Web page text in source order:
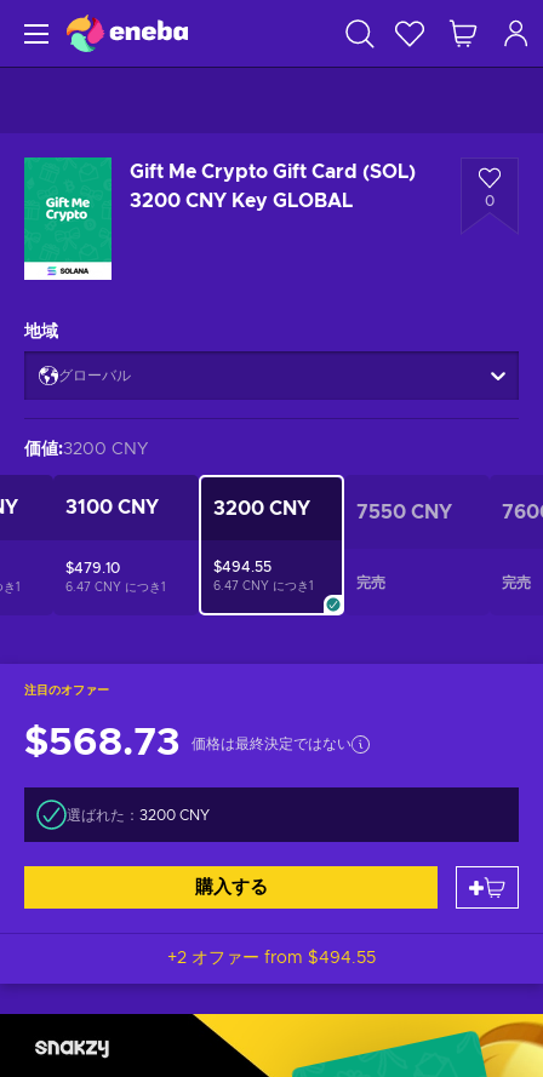
Gift Me Crypto Gift Card (SOL)
3200 CNY Key GLOBAL
0
注目のオファー
$568.73 価格は最終決定ではない
選ばれた： 3200 CNY
購入する
+2 オファー from $494.55
地域
グローバル
価値:3200 CNY
1
3100 CNY
$479.10
6.47 CNY につき 1
3200 CNY
$494.55
6.47 CNY につき 1
7550 CNY
完売 完売